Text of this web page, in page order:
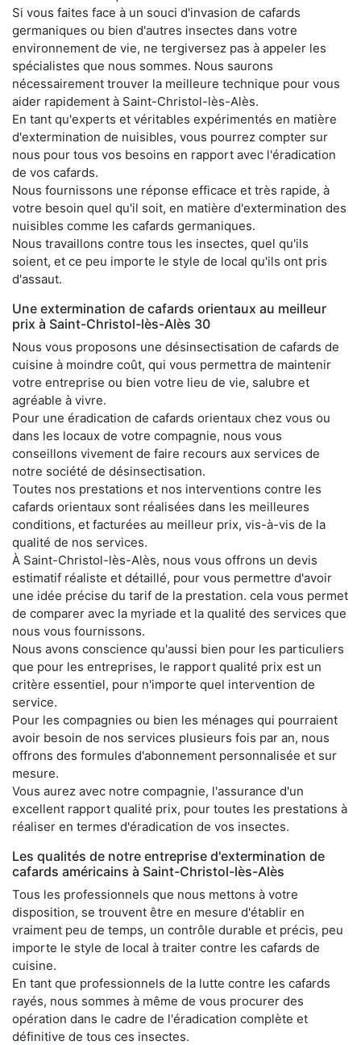
Si vous faites face à un souci d'invasion de cafards
germaniques ou bien d'autres insectes dans votre
environnement de vie, ne tergiversez pas à appeler les
spécialistes que nous sommes. Nous saurons
nécessairement trouver la meilleure technique pour vous
aider rapidement à Saint-Christol-lès-Alès.
En tant qu'experts et véritables expérimentés en matière
d'extermination de nuisibles, vous pourrez compter sur
nous pour tous vos besoins en rapport avec l'éradication
de vos cafards.
Nous fournissons une réponse efficace et très rapide, à
votre besoin quel qu'il soit, en matière d'extermination des
nuisibles comme les cafards germaniques.
Nous travaillons contre tous les insectes, quel qu'ils
soient, et ce peu importe le style de local qu'ils ont pris
d'assaut.
Une extermination de cafards orientaux au meilleur
prix à Saint-Christol-lès-Alès 30
Nous vous proposons une désinsectisation de cafards de
cuisine à moindre coût, qui vous permettra de maintenir
votre entreprise ou bien votre lieu de vie, salubre et
agréable à vivre.
Pour une éradication de cafards orientaux chez vous ou
dans les locaux de votre compagnie, nous vous
conseillons vivement de faire recours aux services de
notre société de désinsectisation.
Toutes nos prestations et nos interventions contre les
cafards orientaux sont réalisées dans les meilleures
conditions, et facturées au meilleur prix, vis-à-vis de la
qualité de nos services.
À Saint-Christol-lès-Alès, nous vous offrons un devis
estimatif réaliste et détaillé, pour vous permettre d'avoir
une idée précise du tarif de la prestation. cela vous permet
de comparer avec la myriade et la qualité des services que
nous vous fournissons.
Nous avons conscience qu'aussi bien pour les particuliers
que pour les entreprises, le rapport qualité prix est un
critère essentiel, pour n'importe quel intervention de
service.
Pour les compagnies ou bien les ménages qui pourraient
avoir besoin de nos services plusieurs fois par an, nous
offrons des formules d'abonnement personnalisée et sur
mesure.
Vous aurez avec notre compagnie, l'assurance d'un
excellent rapport qualité prix, pour toutes les prestations à
réaliser en termes d'éradication de vos insectes.
Les qualités de notre entreprise d'extermination de
cafards américains à Saint-Christol-lès-Alès
Tous les professionnels que nous mettons à votre
disposition, se trouvent être en mesure d'établir en
vraiment peu de temps, un contrôle durable et précis, peu
importe le style de local à traiter contre les cafards de
cuisine.
En tant que professionnels de la lutte contre les cafards
rayés, nous sommes à même de vous procurer des
opération dans le cadre de l'éradication complète et
définitive de tous ces insectes.